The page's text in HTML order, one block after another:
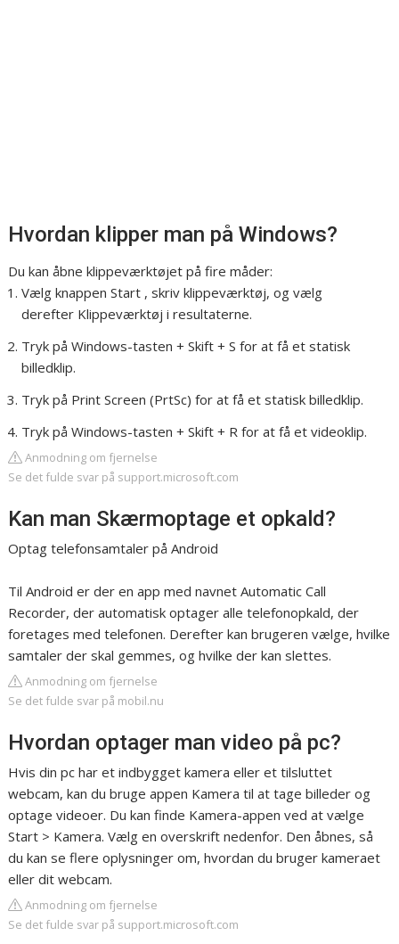
Hvordan klipper man på Windows?
Du kan åbne klippeværktøjet på fire måder:
Vælg knappen Start , skriv klippeværktøj, og vælg
derefter Klippeværktøj i resultaterne.
Tryk på Windows-tasten + Skift + S for at få et statisk
billedklip.
Tryk på Print Screen (PrtSc) for at få et statisk billedklip.
Tryk på Windows-tasten + Skift + R for at få et videoklip.
Anmodning om fjernelse
Se det fulde svar på support.microsoft.com
Kan man Skærmoptage et opkald?
Optag telefonsamtaler på Android
Til Android er der en app med navnet Automatic Call
Recorder, der automatisk optager alle telefonopkald, der
foretages med telefonen. Derefter kan brugeren vælge, hvilke
samtaler der skal gemmes, og hvilke der kan slettes.
Anmodning om fjernelse
Se det fulde svar på mobil.nu
Hvordan optager man video på pc?
Hvis din pc har et indbygget kamera eller et tilsluttet
webcam, kan du bruge appen Kamera til at tage billeder og
optage videoer. Du kan finde Kamera-appen ved at vælge
Start > Kamera. Vælg en overskrift nedenfor. Den åbnes, så
du kan se flere oplysninger om, hvordan du bruger kameraet
eller dit webcam.
Anmodning om fjernelse
Se det fulde svar på support.microsoft.com